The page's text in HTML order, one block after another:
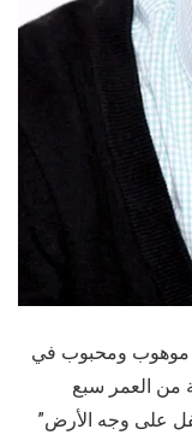
موهوب ومحبوب في
من العمر سبع
على وجه الأرض”